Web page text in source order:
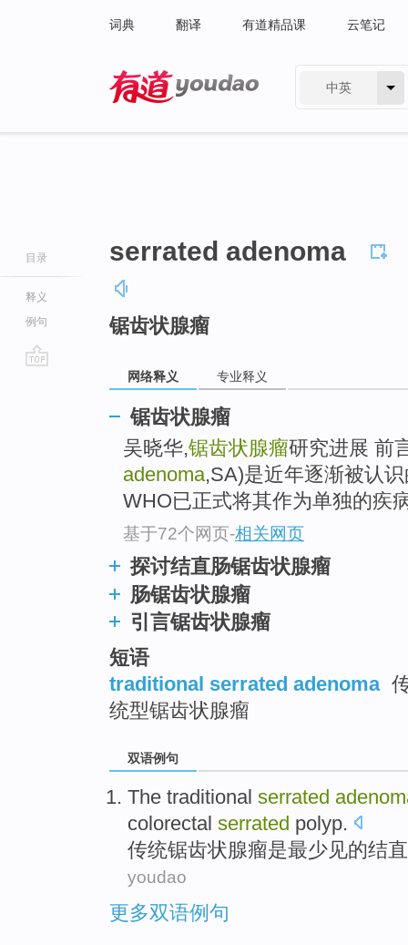
词典 翻译 有道精品课 云笔记
中英
目录
释义
例句
serrated adenoma
锯齿状腺瘤
网络释义 专业释义
锯齿状腺瘤
吴晓华,锯齿状腺瘤研究进展 前
adenoma,SA)是近年逐渐被认
WHO已正式将其作为单独的疾
基于72个网页-相关网页
探讨结直肠锯齿状腺瘤
肠锯齿状腺瘤
引言锯齿状腺瘤
短语
traditional serrated adenoma
统型锯齿状腺瘤
双语例句
The traditional serrated
colorectal serrated polyp.
传统锯齿状腺瘤是最少见的结
youdao
更多双语例句